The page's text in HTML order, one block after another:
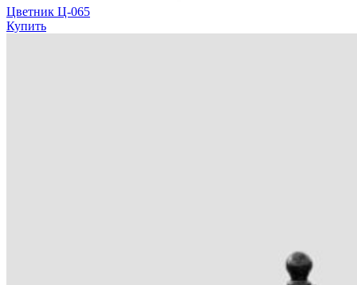
Цветник Ц-065
Купить